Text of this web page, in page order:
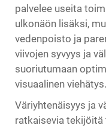
palvelee useita
ulkonäön lisäksi,
vedenpoisto ja
viivojen syvyys ja
suoriutumaan
visuaalinen viehätys.
Väriyhtenäisyys ja
ratkaisevia tekijöitä